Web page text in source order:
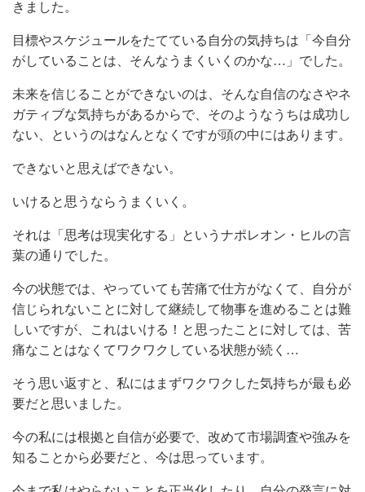
きました。
目標やスケジュールをたてている自分の気持ちは「今自分
がしていることは、そんなうまくいくのかな…」でした。
未来を信じることができないのは、そんな自信のなさやネ
ガティブな気持ちがあるからで、そのようなうちは成功し
ない、というのはなんとなくですが頭の中にはあります。
できないと思えばできない。
いけると思うならうまくいく。
それは「思考は現実化する」というナポレオン・ヒルの言
葉の通りでした。
今の状態では、やっていても苦痛で仕方がなくて、自分が
信じられないことに対して継続して物事を進めることは難
しいですが、これはいける！と思ったことに対しては、苦
痛なことはなくてワクワクしている状態が続く…
そう思い返すと、私にはまずワクワクした気持ちが最も必
要だと思いました。
今の私には根拠と自信が必要で、改めて市場調査や強みを
知ることから必要だと、今は思っています。